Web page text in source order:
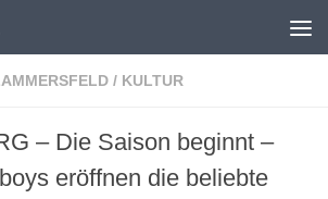
/ KULTUR
– Die Saison beginnt –
eröffnen die beliebte